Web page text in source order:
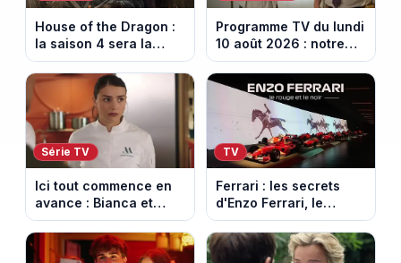
House of the Dragon :
la saison 4 sera la
dernière, mais il faudra
attendre 2028
Programme TV du lundi
10 août 2026 : notre
sélection pour votre
soirée télé
Série TV
Ici tout commence en
avance : Bianca et
Loup s’embrassent.
Episode du 11 août
2026 (spoiler)
TV
Ferrari : les secrets
d'Enzo Ferrari, le
fondateur de la
marque mythique au
cheval cabré